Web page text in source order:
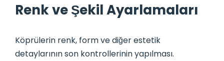
Renk ve Şekil Ayarlamaları
Köprülerin renk, form ve diğer estetik
detaylarının son kontrollerinin yapılması.